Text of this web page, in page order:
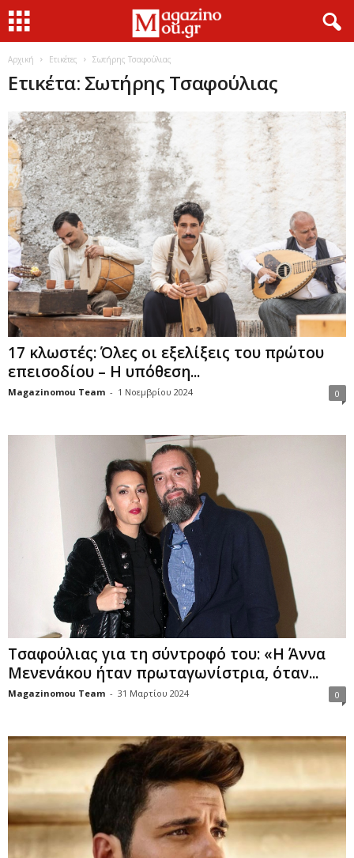
Αρχική Ετικέτες Σωτήρης Τσαφούλιας
Ετικέτα: Σωτήρης Τσαφούλιας
17 κλωστές: Όλες οι εξελίξεις του πρώτου
επεισοδίου – Η υπόθεση...
Magazinomou Team - 1 Νοεμβρίου 2024 0
Τσαφούλιας για τη σύντροφό του: «Η Άννα
Μενενάκου ήταν πρωταγωνίστρια, όταν...
Magazinomou Team - 31 Μαρτίου 2024 0